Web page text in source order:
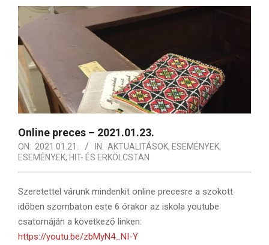
Online preces – 2021.01.23.
ON: 2021.01.21. IN: AKTUALITÁSOK, ESEMÉNYEK,
ESEMÉNYEK, HIT- ÉS ERKÖLCSTAN
Szeretettel várunk mindenkit online precesre a szokott
időben szombaton este 6 órakor az iskola youtube
csatornáján a következő linken:
https://youtu.be/zbMyN4_NI-Y